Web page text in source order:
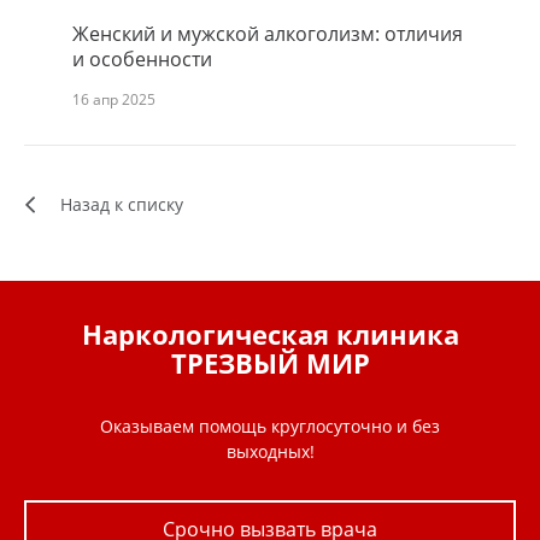
Женский и мужской алкоголизм: отличия
и особенности
16 апр 2025
Назад к списку
Наркологическая клиника
ТРЕЗВЫЙ МИР
Оказываем помощь круглосуточно и без
выходных!
Срочно вызвать врача